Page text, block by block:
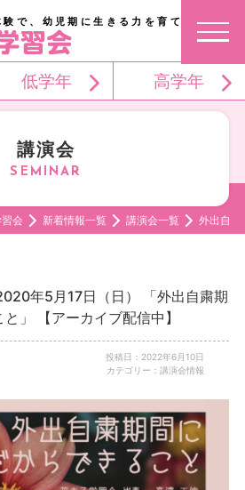
で、幼児期に生きる力を育てる。
低学年 高学年
講演会
会 新着情報一覧 講演会一覧 外出自粛
年5月17日（日） 「外出自粛期
」 【アーカイブ配信中】
投稿日：2022年6月10日
カテゴリー：講演会情報